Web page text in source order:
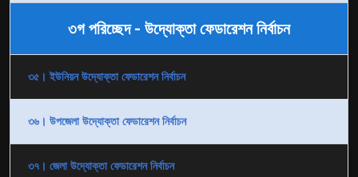
৩গ পরিচ্ছেদ - উদ্যোক্তা ফেডারেশন নির্বাচন
৩৫। ইউনিয়ন উদ্যোক্তা ফেডারেশন নির্বাচন
৩৬। উপজেলা উদ্যোক্তা ফেডারেশন নির্বাচন
৩৭। জেলা উদ্যোক্তা ফেডারেশন নির্বাচন